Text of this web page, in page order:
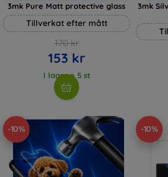
3mk Pure Matt protective glass
Tillverkat efter mått
170 kr
153 kr
I lager > 5 st
3mk
-10% -10%